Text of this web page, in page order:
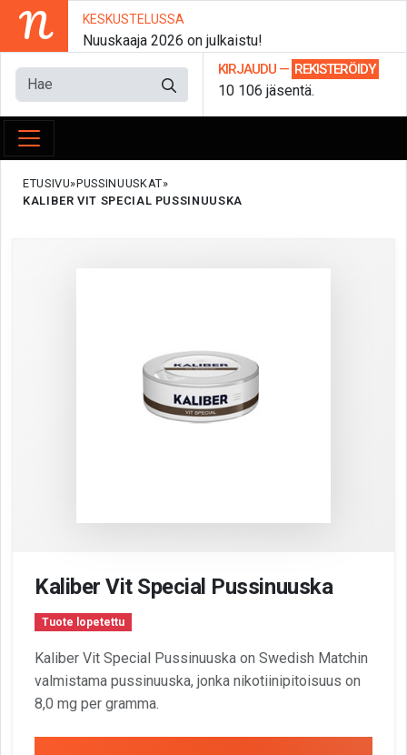
N KESKUSTELUSSA
Nuuskaaja 2026 on julkaistu!
KIRJAUDU — REKISTERÖIDY
10 106 jäsentä.
ETUSIVU PUSSINUUSKAT
KALIBER VIT SPECIAL PUSSINUUSKA
Kaliber Vit Special Pussinuuska
Tuote lopetettu
Kaliber Vit Special Pussinuuska on Swedish Matchin
valmistama pussinuuska, jonka nikotiinipitoisuus on
8,0 mg per gramma.